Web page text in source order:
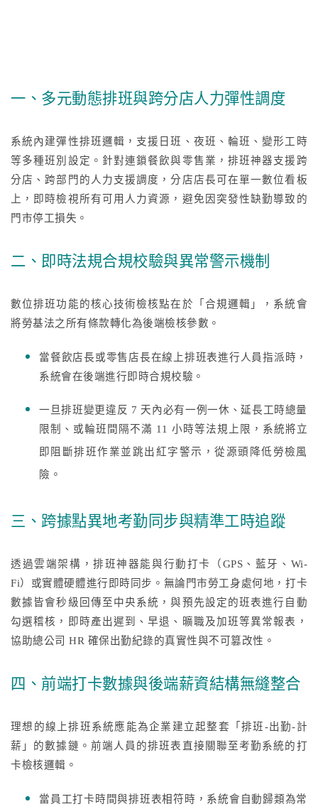
一、多元動態排班與跨分店人力彈性調度
系統內建彈性排班邏輯，支援日班、夜班、輪班、變形工時
等多種班別設定。針對連鎖餐飲與零售業，排班神器支援跨
分店、跨部門的人力支援調度，分店店長可在單一數位看板
上，即時檢視所有可用人力資源，避免因突發性缺勤導致的
門市停工損失。
二、即時法規合規校驗與異常警示機制
數位排班功能的核心技術檢核點在於「合規邏輯」，系統會
將勞基法之所有條款轉化為後端檢核參數。
當餐飲店長或零售店長在線上排班表進行人員指派時，
系統會在後端進行即時合規校驗。
一旦排班變更違反 7 天內必有一例一休、延長工時總量
限制、或輪班間隔不滿 11 小時等法規上限，系統將立
即阻斷排班作業並跳出紅字警示，從源頭降低勞檢風
險。
三、跨據點異地考勤同步與精準工時追蹤
透過雲端架構，排班神器能與行動打卡（GPS、藍牙、Wi-
Fi）或實體硬體進行即時同步。無論門市勞工身處何地，打卡
數據皆會秒級回傳至中央系統，與預先設定的班表進行自動
勾選稽核，即時產出遲到、早退、曠職及加班等異常報表，
協助總公司 HR 確保出勤紀錄的真實性與不可篡改性。
四、前端打卡數據與後端薪資結構無縫整合
理想的線上排班系統應能為企業建立起整套「排班-出勤-計
薪」的數據鏈。前端人員的排班表直接關聯至考勤系統的打
卡檢核邏輯。
當員工打卡時間與排班表相符時，系統會自動歸類為常